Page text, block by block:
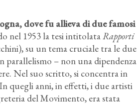
dove fu allieva di due famosi
nel 1953 la tesi intitolataRapporti
su un tema cruciale tra le due
parallelismo – non una dipendenza
Nel suo scritto, si concentra in
quegli anni, in effetti, i due artisti
del Movimento, era stata